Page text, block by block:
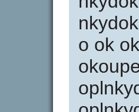
o ok